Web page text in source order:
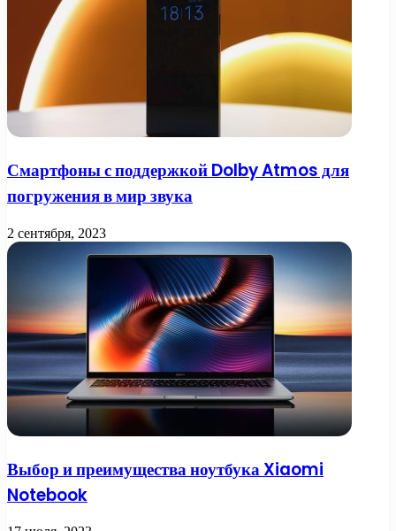
Смартфоны с поддержкой Dolby Atmos для
погружения в мир звука
2 сентября, 2023
Выбор и преимущества ноутбука Xiaomi
Notebook